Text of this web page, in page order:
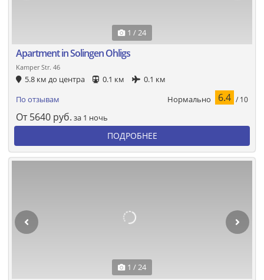
1 / 24
Apartment in Solingen Ohligs
Kamper Str. 46
5.8 км до центра 0.1 км
0.1 км
По отзывам
Нормально 6.4 / 10
От 5640 руб. за 1 ночь
ПОДРОБНЕЕ
1 / 24